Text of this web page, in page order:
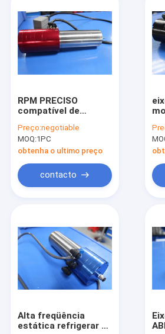
RPM PRECISO
compatível de
trituração de alta
velocidade 10000 -
60000
Preço:negotiable
MOQ:1PC
obtenha o ultimo preço
contacto
Alta freqüência
estática refrigerar de